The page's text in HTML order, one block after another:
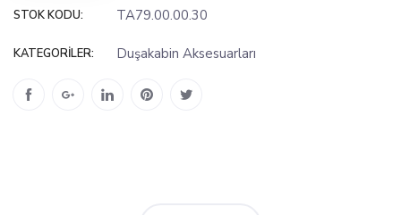
STOK KODU: TA79.00.00.30
KATEGORILER: Duşakabin Aksesuarları